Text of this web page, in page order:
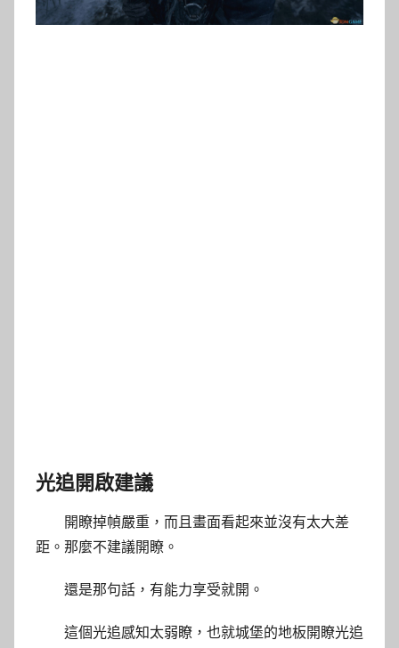
光追開啟建議
開瞭掉幀嚴重，而且畫面看起來並沒有太大差
距。那麼不建議開瞭。
還是那句話，有能力享受就開。
這個光追感知太弱瞭，也就城堡的地板開瞭光追